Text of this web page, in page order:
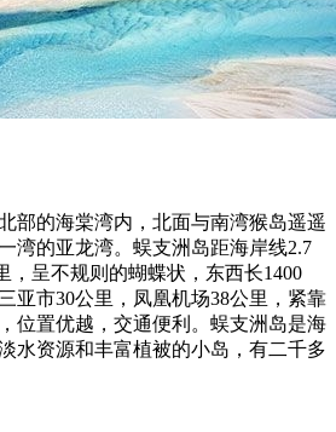
部的海棠湾内，北面与南湾猴岛遥遥
湾的亚龙湾。蜈支洲岛距海岸线2.7
，呈不规则的蝴蝶状，东西长1400
亚市30公里，凤凰机场38公里，紧靠
位置优越，交通便利。蜈支洲岛是海
水资源和丰富植被的小岛，有二千多